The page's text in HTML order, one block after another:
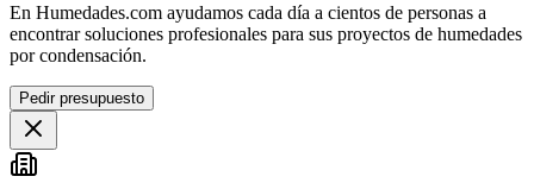
En Humedades.com ayudamos cada día a cientos de personas a
encontrar soluciones profesionales para sus proyectos de humedades
por condensación.
Pedir presupuesto